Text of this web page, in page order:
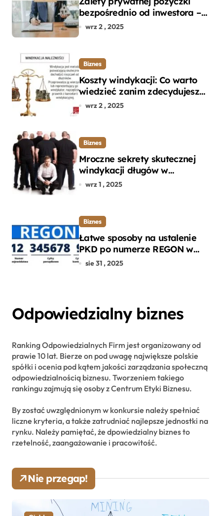
bezpośrednio od inwestora –
dlaczego warto?
wrz 2 , 2025
Biznes
Koszty windykacji: Co warto
wiedzieć zanim zdecydujesz
się na odzyskanie długu?
wrz 2 , 2025
Biznes
Mroczne sekrety skutecznej
windykacji długów w
departamencie windykacji
wrz 1 , 2025
Biznes
Łatwe sposoby na ustalenie
PKD po numerze REGON w
kilku prostych krokach
sie 31 , 2025
Odpowiedzialny biznes
Ranking Odpowiedzialnych Firm jest organizowany od
prawie 10 lat. Bierze on pod uwagę największe polskie
spółki i ocenia pod kątem jakości zarządzania społeczną
odpowiedzialnością biznesu. Tworzeniem takiego
rankingu zajmują się osoby z Centrum Etyki Biznesu.
By zostać uwzględnionym w konkursie należy spełniać
liczne kryteria, a także zatrudniać najlepsze jednostki na
rynku. Należy pamiętać, że dpowiedzialny biznes to
rzetelność, zaangażowanie i pracowitość.
Nie przegap!